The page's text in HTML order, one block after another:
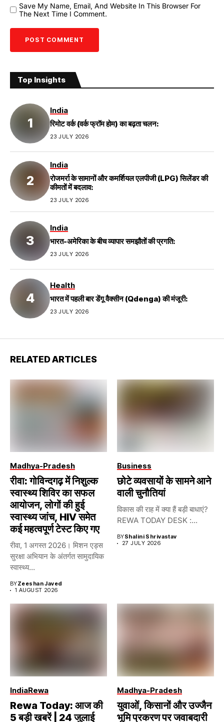
Save My Name, Email, And Website In This Browser For
The Next Time I Comment.
Top Insights
India
रिमोट वर्क (वर्क फ्रॉम होम) का बढ़ता चलन:
23 JULY 2026
India
रोजमर्रा के सामानों और कमर्शियल एलपीजी (LPG) सिलेंडर की
कीमतों में बदलाव:
23 JULY 2026
India
भारत-अमेरिका के बीच व्यापार समझौतों की प्रगति:
23 JULY 2026
Health
भारत में पहली बार डेंगू वैक्सीन (Qdenga) की मंजूरी:
23 JULY 2026
RELATED ARTICLES
Madhya-Pradesh
रीवा: गोविन्दगढ़ में निशुल्क
स्वास्थ्य शिविर का सफल
आयोजन, लोगों की हुई
स्वास्थ्य जांच, HIV समेत
कई महत्वपूर्ण टेस्ट किए गए
रीवा, 1 अगस्त 2026। मिशन एड्स
सुरक्षा अभियान के अंतर्गत सामुदायिक
स्वास्थ्य...
BYZeeshan Javed
1 AUGUST 2026
Business
छोटे व्यवसायों के सामने आने
वाली चुनौतियां
विकास की राह में क्या हैं बड़ी बाधाएं?
REWA TODAY DESK :...
BYShalini Shrivastav
27 JULY 2026
IndiaRewa
Rewa Today: आज की
5 बड़ी खबरें | 24 जुलाई
Madhya-Pradesh
युवाओं, किसानों और उज्जैन
भूमि प्रकरण पर जवाबदारी